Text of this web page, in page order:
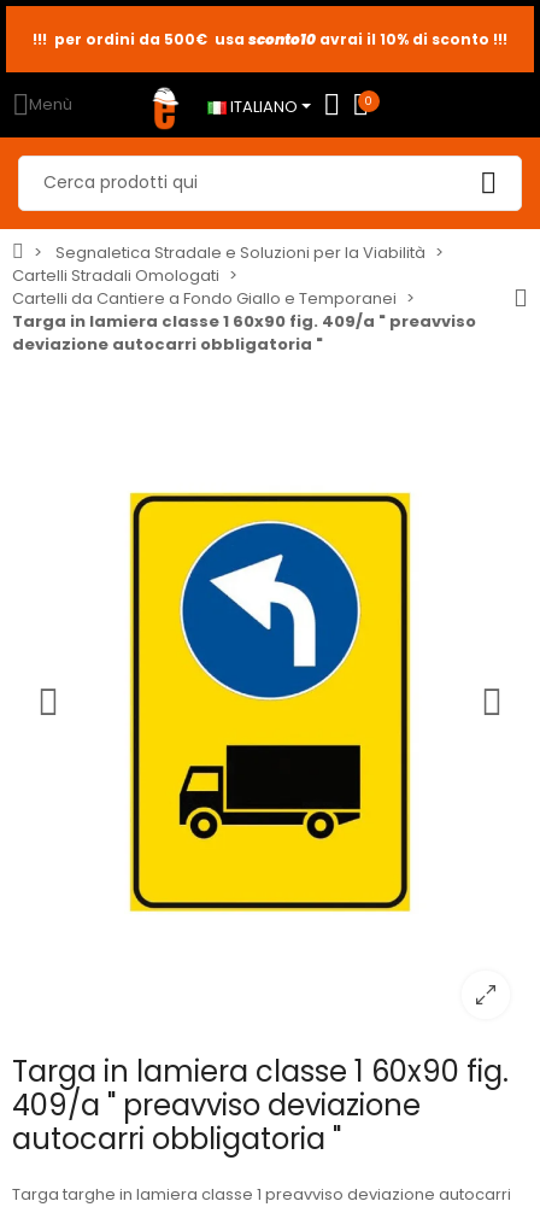
sconto2
sconto5
sconto10
Menù ITALIANO 0
Segnaletica Stradale e Soluzioni per la Viabilità
Cartelli Stradali Omologati
Cartelli da Cantiere a Fondo Giallo e Temporanei
Targa in lamiera classe 1 60x90 fig. 409/a " preavviso
deviazione autocarri obbligatoria "
Targa in lamiera classe 1 60x90 fig.
409/a " preavviso deviazione
autocarri obbligatoria "
Targa targhe in lamiera classe 1 preavviso deviazione autocarri